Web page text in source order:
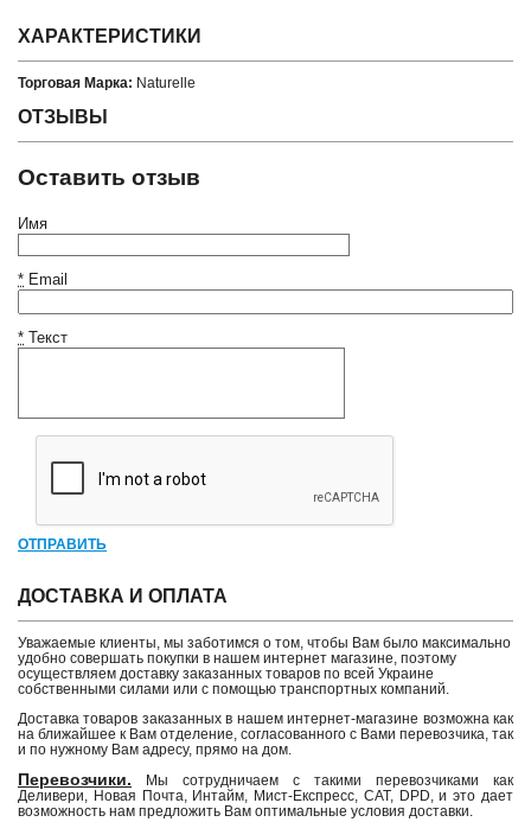
ХАРАКТЕРИСТИКИ
Торговая Марка: Naturelle
ОТЗЫВЫ
Оставить отзыв
Имя
* Email
* Текст
ОТПРАВИТЬ
ДОСТАВКА И ОПЛАТА
Уважаемые клиенты, мы заботимся о том, чтобы Вам было максимально
удобно совершать покупки в нашем интернет магазине, поэтому
осуществляем доставку заказанных товаров по всей Украине
собственными силами или с помощью транспортных компаний.
Доставка товаров заказанных в нашем интернет-магазине возможна как
на ближайшее к Вам отделение, согласованного с Вами перевозчика, так
и по нужному Вам адресу, прямо на дом.
Перевозчики. Мы сотрудничаем с такими перевозчиками как
Деливери, Новая Почта, Интайм, Мист-Експресс, САТ, DPD, и это дает
возможность нам предложить Вам оптимальные условия доставки.